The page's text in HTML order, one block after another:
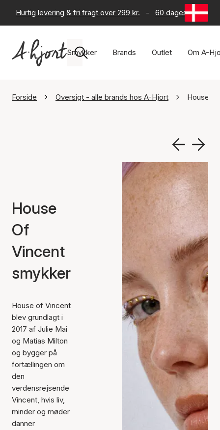
Hurtig levering & fri fragt over 299 kr. - 60 dages returret
Smykker Brands Outlet Om A-
Forside Oversigt - alle brands hos A-Hjort House
House
Of
Vincent
smykker
House of Vincent
blev grundlagt i
2017 af Julie Mai
og Matias Milton
og bygger på
fortællingen om
den
verdensrejsende
Vincent, hvis liv,
minder og møder
danner